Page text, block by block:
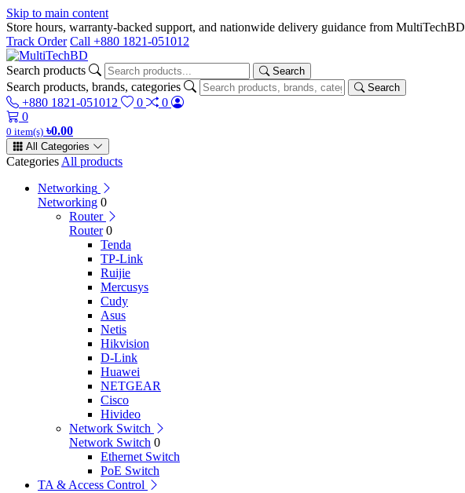
Skip to main content
Store hours, warranty-backed support, and nationwide delivery guidance from MultiTechBD
Track Order Call +880 1821-051012
Search products Search
Search products, brands, categories Search
+880 1821-051012 0
0
0
0 item(s) ৳0.00
All Categories
Categories All products
Networking
Networking 0
Router
Router 0
Tenda
TP-Link
Ruijie
Mercusys
Cudy
Asus
Netis
Hikvision
D-Link
Huawei
NETGEAR
Cisco
Hivideo
Network Switch
Network Switch 0
Ethernet Switch
PoE Switch
TA & Access Control